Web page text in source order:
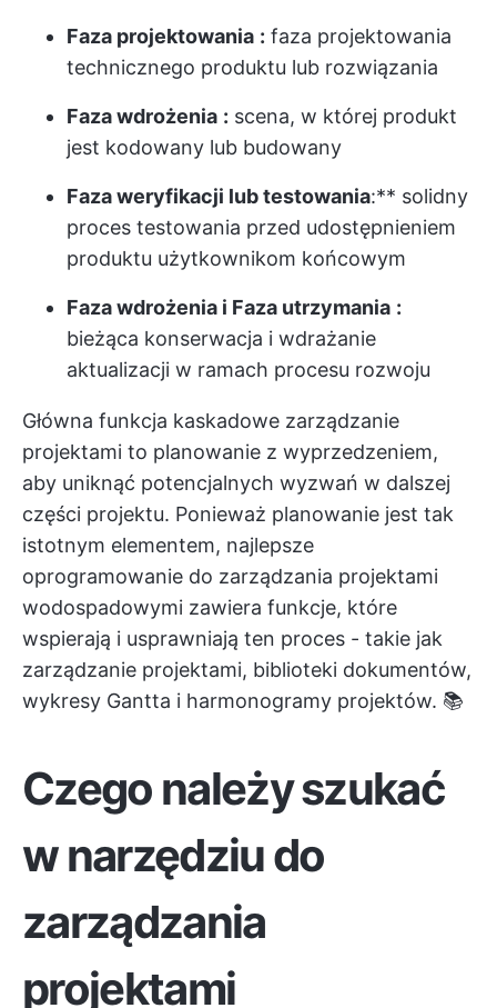
Faza projektowania : faza projektowania
technicznego produktu lub rozwiązania
Faza wdrożenia : scena, w której produkt
jest kodowany lub budowany
Faza weryfikacji lub testowania:** solidny
proces testowania przed udostępnieniem
produktu użytkownikom końcowym
Faza wdrożenia i Faza utrzymania :
bieżąca konserwacja i wdrażanie
aktualizacji w ramach procesu rozwoju
Główna funkcja kaskadowe zarządzanie
projektami to planowanie z wyprzedzeniem,
aby uniknąć potencjalnych wyzwań w dalszej
części projektu. Ponieważ planowanie jest tak
istotnym elementem, najlepsze
oprogramowanie do zarządzania projektami
wodospadowymi zawiera funkcje, które
wspierają i usprawniają ten proces - takie jak
zarządzanie projektami, biblioteki dokumentów,
wykresy Gantta i harmonogramy projektów. 📚
Czego należy szukać
w narzędziu do
zarządzania
projektami